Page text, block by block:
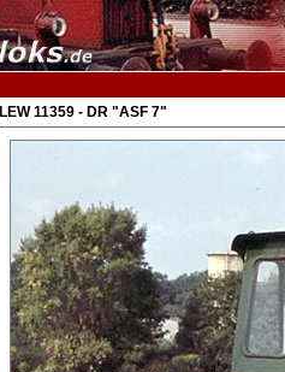
LEW 11359 - DR "ASF 7"